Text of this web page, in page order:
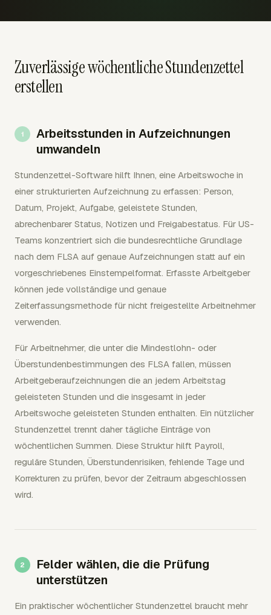
Zuverlässige wöchentliche Stundenzettel
erstellen
Arbeitsstunden in Aufzeichnungen
umwandeln
Stundenzettel-Software hilft Ihnen, eine Arbeitswoche in
einer strukturierten Aufzeichnung zu erfassen: Person,
Datum, Projekt, Aufgabe, geleistete Stunden,
abrechenbarer Status, Notizen und Freigabestatus. Für US-
Teams konzentriert sich die bundesrechtliche Grundlage
nach dem FLSA auf genaue Aufzeichnungen statt auf ein
vorgeschriebenes Einstempelformat. Erfasste Arbeitgeber
können jede vollständige und genaue
Zeiterfassungsmethode für nicht freigestellte Arbeitnehmer
verwenden.
Für Arbeitnehmer, die unter die Mindestlohn- oder
Überstundenbestimmungen des FLSA fallen, müssen
Arbeitgeberaufzeichnungen die an jedem Arbeitstag
geleisteten Stunden und die insgesamt in jeder
Arbeitswoche geleisteten Stunden enthalten. Ein nützlicher
Stundenzettel trennt daher tägliche Einträge von
wöchentlichen Summen. Diese Struktur hilft Payroll,
reguläre Stunden, Überstundenrisiken, fehlende Tage und
Korrekturen zu prüfen, bevor der Zeitraum abgeschlossen
wird.
Felder wählen, die die Prüfung
unterstützen
Ein praktischer wöchentlicher Stundenzettel braucht mehr